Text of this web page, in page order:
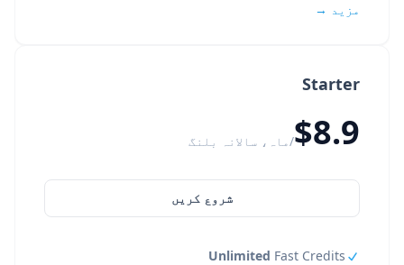
Starter
$8.9/ماہ، سالانہ بلنگ
شروع کریں
Unlimited Fast Credits
مزید →